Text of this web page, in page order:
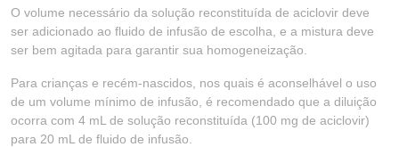
O volume necessário da solução reconstituída de aciclovir deve
ser adicionado ao fluido de infusão de escolha, e a mistura deve
ser bem agitada para garantir sua homogeneização.
Para crianças e recém-nascidos, nos quais é aconselhável o uso
de um volume mínimo de infusão, é recomendado que a diluição
ocorra com 4 mL de solução reconstituída (100 mg de aciclovir)
para 20 mL de fluido de infusão.